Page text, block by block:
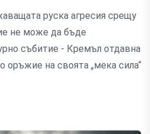
руска агресия срещу
не може да бъде
събитие - Кремъл отдавна
оръжие на своята „мека сила“